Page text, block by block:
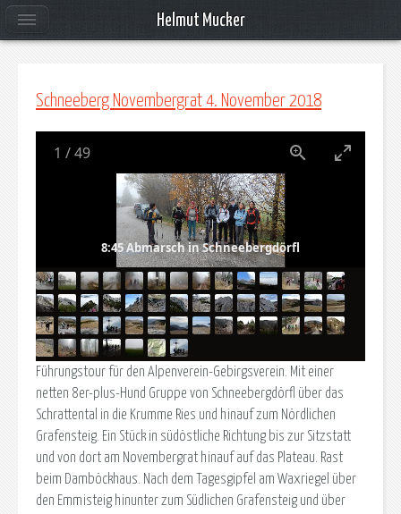
Schneeberg Novembergrat 4. November 2018
8:45 Abmarsch in Schneebergdörfl
1 /49
Führungstour für den Alpenverein-Gebirgsverein. Mit einer
netten 8er-plus-Hund Gruppe von Schneebergdörfl über das
Schrattental in die Krumme Ries und hinauf zum Nördlichen
Grafensteig. Ein Stück in südöstliche Richtung bis zur Sitzstatt
und von dort am Novembergrat hinauf auf das Plateau. Rast
beim Damböckhaus. Nach dem Tagesgipfel am Waxriegel über
den Emmisteig hinunter zum Südlichen Grafensteig und über
Helmut Mucker